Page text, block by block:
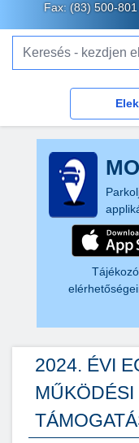
Fax: (83) 500-801
2024. ÉVI
MŰKÖDÉSI